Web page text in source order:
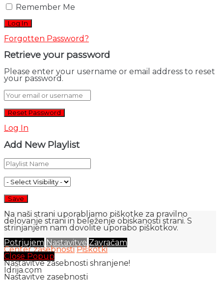
Remember Me
Forgotten Password?
Retrieve your password
Please enter your username or email address to reset
your password.
Log In
Add New Playlist
Na naši strani uporabljamo piškotke za pravilno
delovanje strani in beleženje obiskanosti strani. S
strinjanjem nam dovolite uporabo piškotkov.
Potrjujem Nastavitve Zavračam
Center zasebnosti Piškotki
Close Popup
Nastavitve zasebnosti shranjene!
Idrija.com
Nastavitve zasebnosti